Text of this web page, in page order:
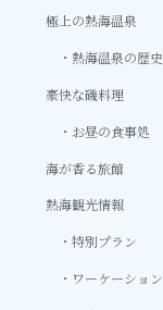
極上の熱海温泉
熱海温泉の歴史
豪快な磯料理
お昼の食事処
海が香る旅館
熱海観光情報
特別プラン
ワーケーション